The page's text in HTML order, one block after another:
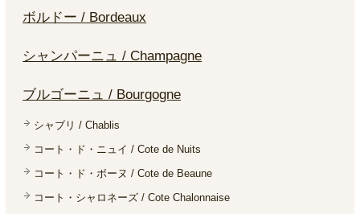
ボルドー / Bordeaux
シャンパーニュ / Champagne
ブルゴーニュ / Bourgogne
シャブリ / Chablis
コート・ド・ニュイ / Cote de Nuits
コート・ド・ボーヌ / Cote de Beaune
コート・シャロネーズ / Cote Chalonnaise